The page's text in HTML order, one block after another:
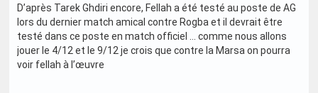
D’après Tarek Ghdiri encore, Fellah a été testé au poste de AG
lors du dernier match amical contre Rogba et il devrait être
testé dans ce poste en match officiel … comme nous allons
jouer le 4/12 et le 9/12 je crois que contre la Marsa on pourra
voir fellah à l’œuvre